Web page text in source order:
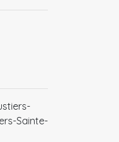
Sainte-